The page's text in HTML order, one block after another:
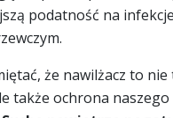
podatność na
że nawilżacz to
także ochrona